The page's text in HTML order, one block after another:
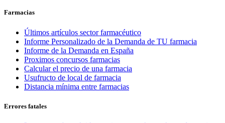
Farmacias
Últimos artículos sector farmacéutico
Informe Personalizado de la Demanda de TU farmacia
Informe de la Demanda en España
Proximos concursos farmacias
Calcular el precio de una farmacia
Usufructo de local de farmacia
Distancia mínima entre farmacias
Errores fatales